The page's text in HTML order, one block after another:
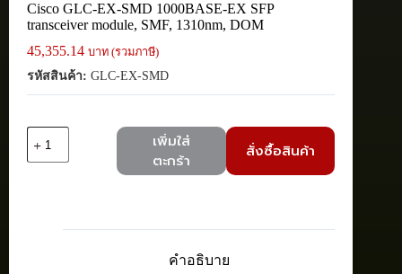
Cisco GLC-EX-SMD 1000BASE-EX SFP
transceiver module, SMF, 1310nm, DOM
45,355.14 บาท (รวมภาษี)
รหัสสินค้า: GLC-EX-SMD
Cisco
เพิ่มใส่
ตะกร้า
สั่งซื้อสินค้า
คำอธิบาย